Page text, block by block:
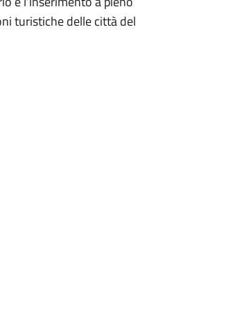
turistiche delle città del